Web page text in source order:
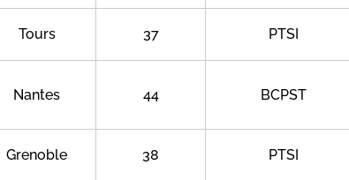
Tours 37 PTSI
Nantes 44 BCPST
Grenoble 38 PTSI